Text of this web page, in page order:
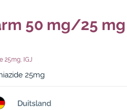
50 mg/25 mg
25mg, IGJ
25mg